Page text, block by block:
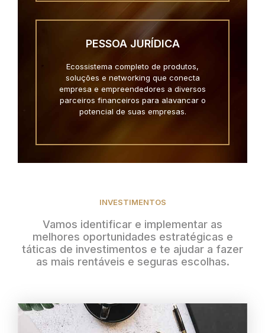
PESSOA JURÍDICA
Ecossistema completo de produtos,
soluções e networking que conecta
empresa e empreendedores a diversos
parceiros financeiros para alavancar o
potencial de suas empresas.
INVESTIMENTOS
Vamos identificar e implementar as
melhores oportunidades estratégicas e
táticas de investimentos e te ajudar a fazer
as mais rentáveis e seguras escolhas.